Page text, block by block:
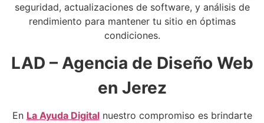
seguridad, actualizaciones de software, y análisis de
rendimiento para mantener tu sitio en óptimas
condiciones.
LAD – Agencia de Diseño Web
en Jerez
En La Ayuda Digitalnuestro compromiso es brindarte